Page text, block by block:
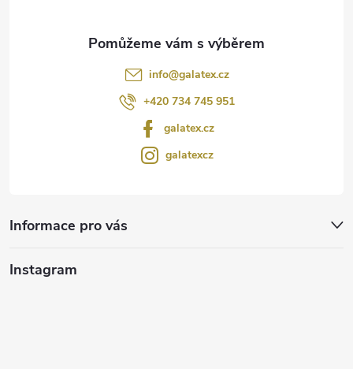
info@galatex.cz
+420 734 745 951
galatex.cz
galatexcz
Informace pro vás
Instagram